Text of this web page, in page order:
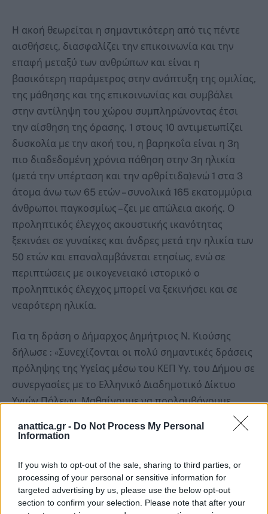
anattica.gr - Do Not Process My Personal
Information
If you wish to opt-out of the sale, sharing to third parties, or
processing of your personal or sensitive information for
targeted advertising by us, please use the below opt-out
section to confirm your selection. Please note that after your
Η ακοή θεωρείται η σημαντικότερη από τις πέντε
αισθήσεις, διασφαλίζει την επικοινωνία και την
επαφή μεταξύ των ανθρώπων και είναι η
βασικότερη παράμετρος στην ανάπτυξη της ομιλίας,
της μάθησης και της επικοινωνίας και συμβάλει
στην αντίληψη του χώρου συμπληρώνοντας έτσι
την αίσθηση της όρασης. 1 στους 10 αντιμετωπίζει
δυσκολία με την ακοή του, η βαρηκοΐα είναι η 3η
πιο διαδεδομένη χρόνια πάθηση στην 3η ηλικία
(μετά την υπέρταση και την αρθρίτιδα)ενώ 1 στα 3
άτομα άνω των 65 ετών – συνολικά 165 εκατομμύρια
άνθρωποι παγκοσμίως – ζει με απώλεια ακοής. Ο
προληπτικός έλεγχος ακουστικής ικανότητας
ξεκινάει σε γυναίκες και άνδρες μετά την ηλικία των
50 ετών και επαναλαμβάνεται ετησίως, ενώ σε
περιπτώσεις με οικογενειακό ιστορικό ο
προληπτικός έλεγχος μπορεί να ξεκινήσει και σε
νεαρότερη ηλικία.
Για τη δράση ο Δήμαρχος Δημήτριος Ν. Κιούσης
δήλωσε : «Συνεχίζονται οι πολύ σημαντικές δράσεις
πρόληψης της Υγείας μέσω του ΚΕΠ Υγ. του Δήμου σε
συνεργασίες με το Ελληνικό Διαδημοτικό Δίκτυο
Υγιών Πόλεων. Μαθαίνουμε να προλαμβάνουμε
ζητήματα υγείας , να αξιολογούμε την κατάσταση
της υγείας μας και να λαμβάνουμε αξιόπιστες
δράσης!»
Ο Πρόεδρος του ΕΔΔΥΠΠΥ και Πρόεδρος του Ι.Σ.Α κ.